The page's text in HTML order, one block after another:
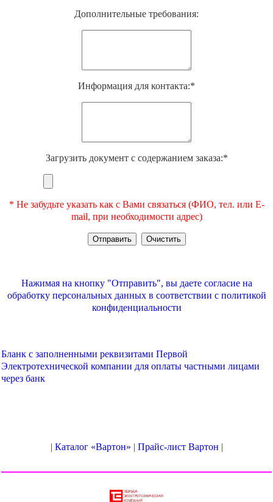
Дополнительные требования:
Информация для контакта:*
Загрузить документ с содержанием заказа:*
* Не забудьте указать как с Вами связаться (ФИО, тел. или E-
mail, при необходимости адрес)
Нажимая на кнопку "Отправить", вы даете согласие на
обработку персональных данных в соответствии с политикой
конфиденциальности
Бланк с заполненными реквизитами Первой
Электротехнической компании для оплаты частными лицами
через банк
| Каталог «Вартон» | Прайс-лист Вартон |